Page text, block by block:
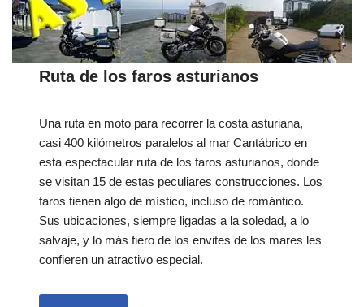
Ruta de los faros asturianos
Una ruta en moto para recorrer la costa asturiana,
casi 400 kilómetros paralelos al mar Cantábrico en
esta espectacular ruta de los faros asturianos, donde
se visitan 15 de estas peculiares construcciones. Los
faros tienen algo de místico, incluso de romántico.
Sus ubicaciones, siempre ligadas a la soledad, a lo
salvaje, y lo más fiero de los envites de los mares les
confieren un atractivo especial.